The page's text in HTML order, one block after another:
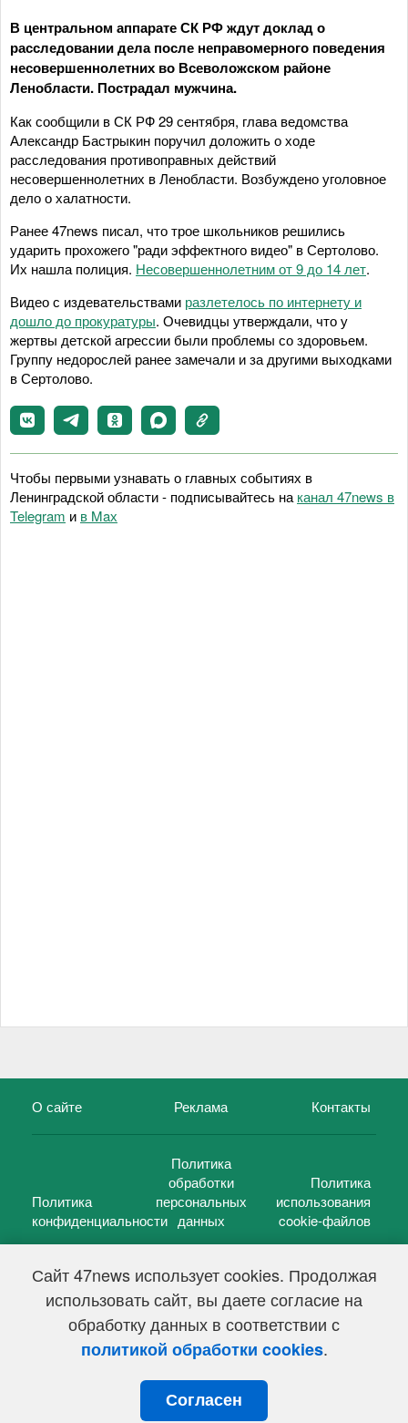
Сайт 47news использует cookies. Продолжая
использовать сайт, вы даете согласие на
обработку данных в соответствии с
политикой обработки cookies.
Согласен
В центральном аппарате СК РФ ждут доклад о
расследовании дела после неправомерного поведения
несовершеннолетних во Всеволожском районе
Ленобласти. Пострадал мужчина.
Как сообщили в СК РФ 29 сентября, глава ведомства
Александр Бастрыкин поручил доложить о ходе
расследования противоправных действий
несовершеннолетних в Ленобласти. Возбуждено уголовное
дело о халатности.
Ранее 47news писал, что трое школьников решились
ударить прохожего "ради эффектного видео" в Сертолово.
Их нашла полиция. Несовершеннолетним от 9 до 14 лет.
Видео с издевательствами разлетелось по интернету и
дошло до прокуратуры. Очевидцы утверждали, что у
жертвы детской агрессии были проблемы со здоровьем.
Группу недорослей ранее замечали и за другими выходками
в Сертолово.
Чтобы первыми узнавать о главных событиях в
Ленинградской области - подписывайтесь на канал 47news в
Telegram и в Maх
О сайте Реклама Контакты
Политика
конфиденциальности
Политика
обработки
персональных
данных
Политика
использования
cookie-файлов
47 новостей (47 news)2005 — 2026 г.
Свидетельство о регистрации СМИ Эл № ФС 77-39848, выдано
Федеральной службой по надзору в сфере связи,
информационных технологий и массовых коммуникаций